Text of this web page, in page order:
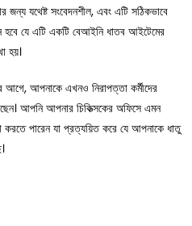
জন্য যথেষ্ট সংবেদনশীল, এবং এটি সঠিকভাবে
হবে যে এটি একটি বেআইনি ধাতব আইটেমের
হয়।
আগে, আপনাকে এখনও নিরাপত্তা কর্মীদের
আপনি আপনার চিকিত্সকের অফিসে এমন
করতে পারেন যা প্রত্যয়িত করে যে আপনাকে ধাতু